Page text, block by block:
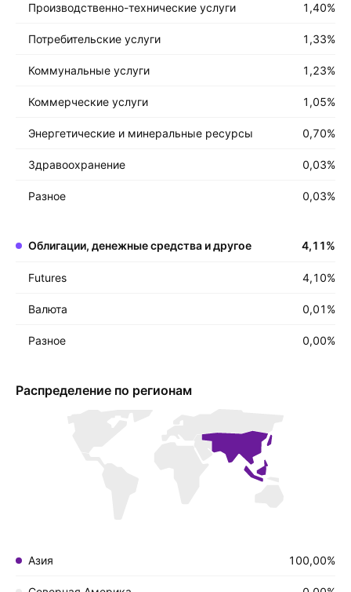
Производственно-технические услуги 1,40%
Потребительские услуги 1,33%
Коммунальные услуги 1,23%
Коммерческие услуги 1,05%
Энергетические и минеральные ресурсы 0,70%
Здравоохранение 0,03%
Разное 0,03%
Облигации, денежные средства и другое 4,11%
Futures 4,10%
Валюта 0,01 %
Разное 0,00%
Распределение по регионам
Азия 100,00%